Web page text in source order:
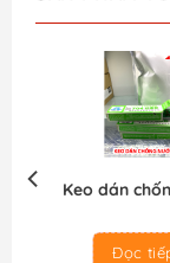
Keo dán
Đọc